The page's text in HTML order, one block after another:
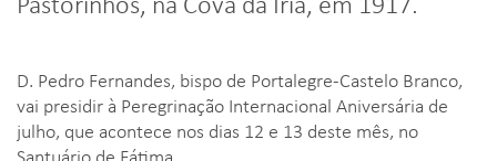
D. Pedro Fernandes, bispo de Portalegre-Castelo Branco,
vai presidir à Peregrinação Internacional Aniversária de
julho, que acontece nos dias 12 e 13 deste mês, no
Santuário de Fátima.